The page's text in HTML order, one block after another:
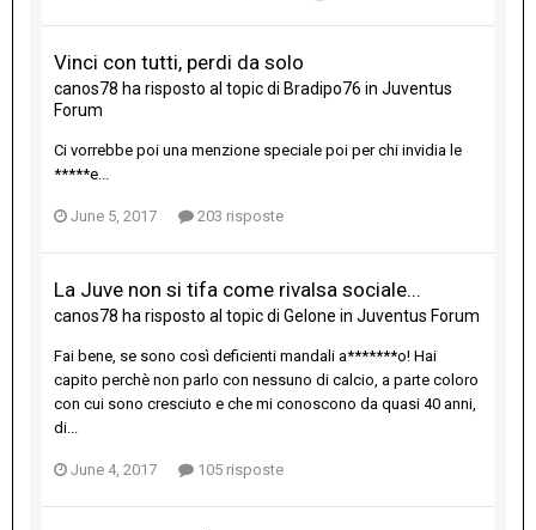
Vinci con tutti, perdi da solo
canos78 ha risposto al topic di Bradipo76 in Juventus
Forum
Ci vorrebbe poi una menzione speciale poi per chi invidia le
*****e...
June 5, 2017 203 risposte
La Juve non si tifa come rivalsa sociale...
canos78 ha risposto al topic di Gelone in Juventus Forum
Fai bene, se sono così deficienti mandali a*******o! Hai
capito perchè non parlo con nessuno di calcio, a parte coloro
con cui sono cresciuto e che mi conoscono da quasi 40 anni,
di...
June 4, 2017 105 risposte